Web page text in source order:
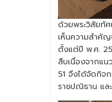
ด้วยพระวิสัยทั
เห็นความสำคัญ
ตั้งแต่ปี พ.ศ.
สืบเนื่องจากแน
51 จึงได้จัดกิจ
ราชปณิธาน แล